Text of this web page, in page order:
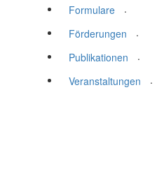
Formulare
.
Förderungen
.
Publikationen
.
Veranstaltungen
.